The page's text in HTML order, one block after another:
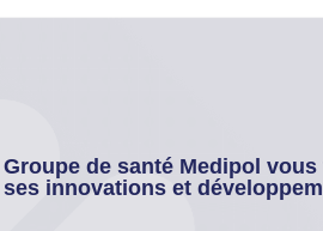
Groupe de santé Medipol
ses innovations et